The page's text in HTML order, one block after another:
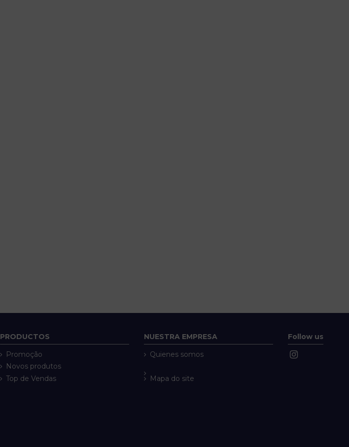
PRODUCTOS
Promoção
Novos produtos
Top de Vendas
NUESTRA EMPRESA
Quienes somos
Mapa do site
Follow us